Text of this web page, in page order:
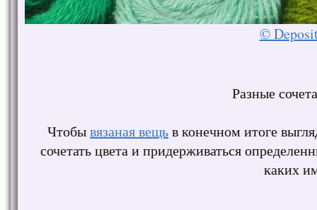
©
Разные
Чтобывязаная вещьв конечном итоге
сочетать цвета и придерживаться
каких